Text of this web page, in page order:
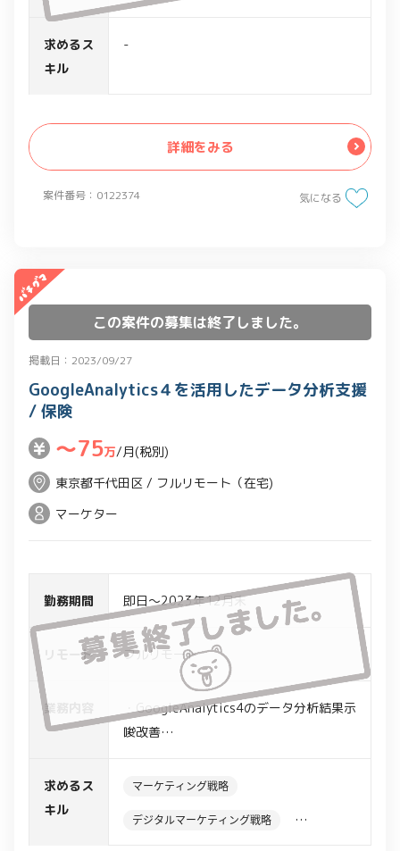
案件番号：0122374
・開発プロジェクトのマネジメント・進
求めるス
キル
-
詳細をみる
気になる
この案件の募集は終了しました。
掲載日：2023/09/27
GoogleAnalytics４を活用したデータ分析支援
/ 保険
〜75万/月(税別)
東京都千代田区 / フルリモート（在宅)
マーケター
勤務期間 即日～2023年12月末
リモート フルリモート
業務内容
・GoogleAnalytics4のデータ分析結果示
唆改善
等の検証
求めるス
キル
マーケティング戦略
デジタルマーケティング戦略